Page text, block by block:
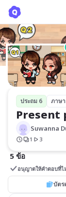
ประถม 6 ภาษ
Present
Suwanna
1 3
5 ข้อ
อนุญาตให้คำตอบที่ไ
บัตร